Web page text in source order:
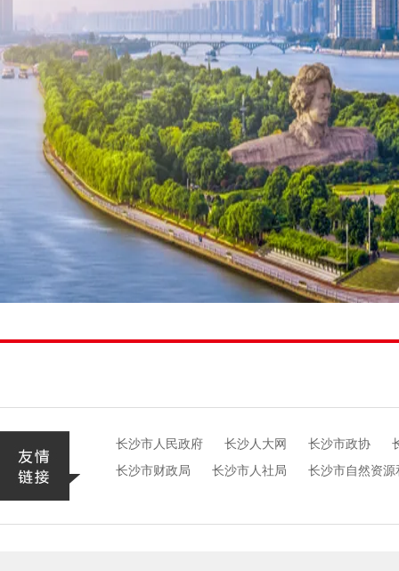
长沙市人民政府 长沙人大网 长沙市政协
长沙市财政局
长沙市人社局 长沙市自然资源